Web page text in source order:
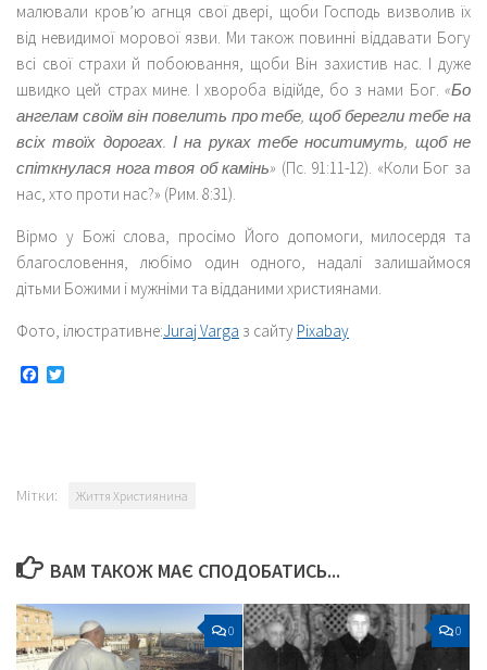
малювали кров’ю агнця свої двері, щоби Господь визволив їх
від невидимої морової язви. Ми також повинні віддавати Богу
всі свої страхи й побоювання, щоби Він захистив нас. І дуже
швидко цей страх мине. І хвороба відійде, бо з нами Бог. «Бо
ангелам своїм він повелить про тебе, щоб берегли тебе на
всіх твоїх дорогах. І на руках тебе носитимуть, щоб не
спіткнулася нога твоя об камінь» (Пс. 91:11-12). «Коли Бог за
нас, хто проти нас?» (Рим. 8:31).
Вірмо у Божі слова, просімо Його допомоги, милосердя та
благословення, любімо один одного, надалі залишаймося
дітьми Божими і мужніми та відданими християнами.
Фото, ілюстративне:Juraj Varga з сайту Pixabay
Facebook
Мітки: Життя Християнина
ВАМ ТАКОЖ МАЄ СПОДОБАТИСЬ...
0 0